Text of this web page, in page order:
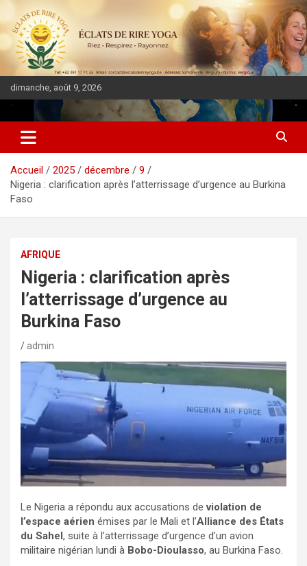
dimanche, août 9, 2026
DIASPORA PULSE
Accueil 2025 décembre
9
Nigeria : clarification après l’atterrissage d’urgence au Burkina
Faso
AFRIQUE
Nigeria : clarification après
l’atterrissage d’urgence au
Burkina Faso
admin
Le Nigeria a répondu aux accusations deviolation de
l’espace aérien émises par le Mali et l’Alliance des États
du Sahel, suite à l’atterrissage d’urgence d’un avion
militaire nigérian lundi à Bobo-Dioulasso, au Burkina Faso.